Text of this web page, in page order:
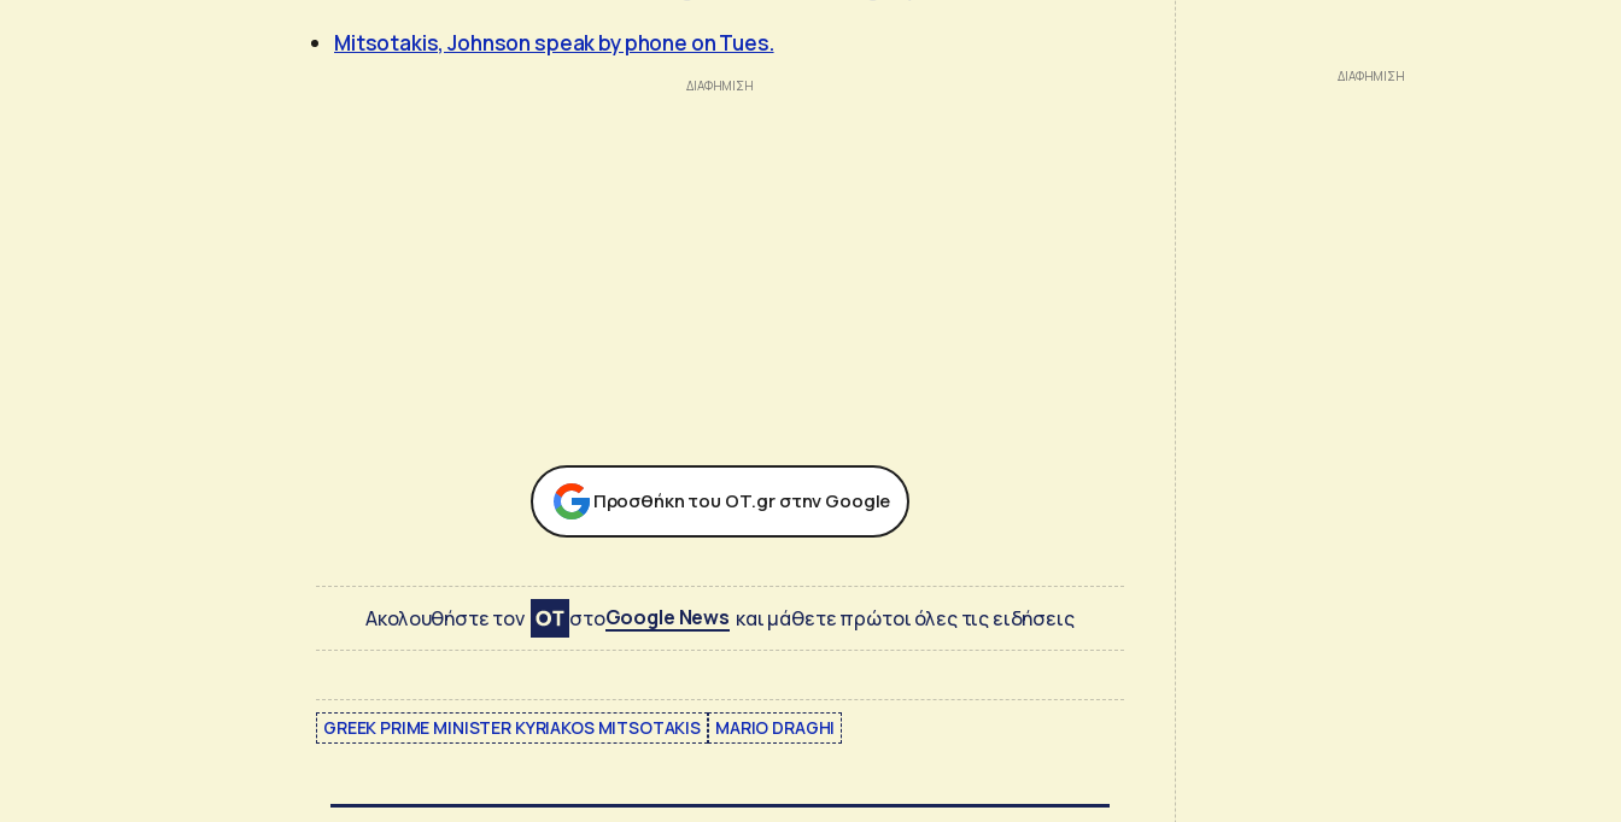
Mitsotakis, Johnson speak by phone on Tues.
Προσθήκη του ΟΤ.gr στην Google
Ακολουθήστε τον στοGoogle News και μάθετε πρώτοι όλες τις ειδήσεις
GREEK PRIME MINISTER KYRIAKOS MITSOTAKIS MARIO DRAGHI